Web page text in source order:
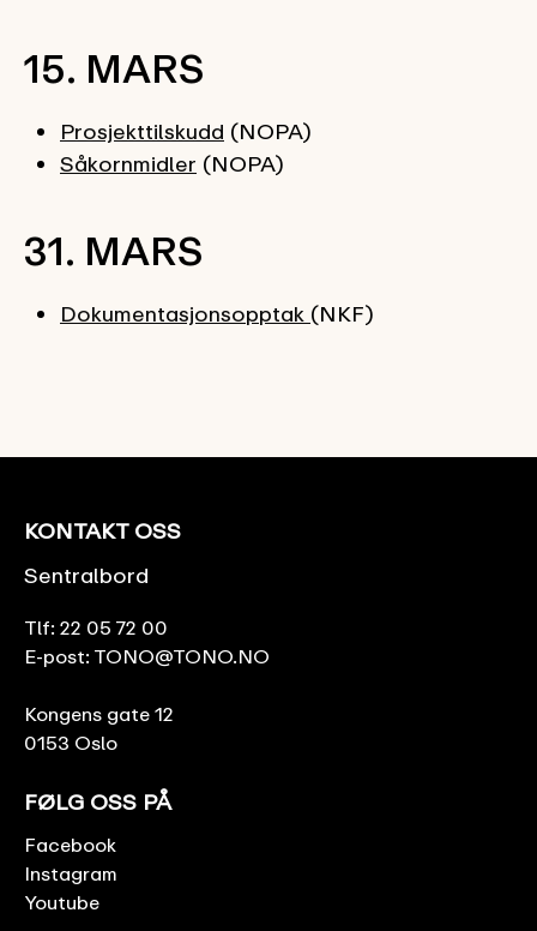
15. MARS
Prosjekttilskudd (NOPA)
Såkornmidler (NOPA)
31. MARS
Dokumentasjonsopptak (NKF)
KONTAKT OSS
Sentralbord
Tlf: 22 05 72 00
E-post: TONO@TONO.NO
Kongens gate 12
0153 Oslo
FØLG OSS PÅ
Facebook
Instagram
Youtube